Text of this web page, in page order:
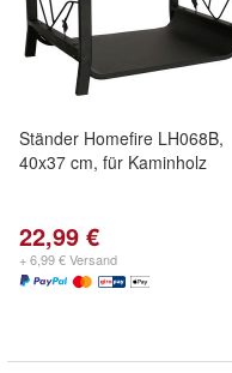
Ständer Homefire LH068B,
40x37 cm, für Kaminholz
22,99 €
+ 6,99 € Versand